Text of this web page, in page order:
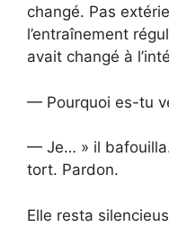
changé. Pas
l’entraînement
avait changé à
— Pourquoi es-tu
— Je… » il bafouilla.
tort. Pardon.
Elle resta